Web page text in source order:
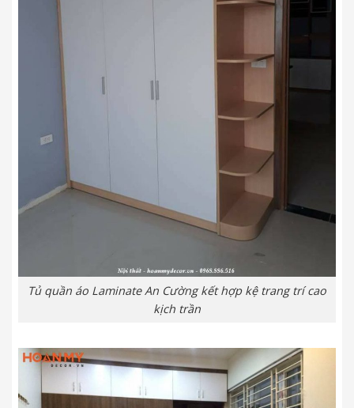
Tủ quần áo Laminate An Cường kết hợp kệ trang trí cao
kịch trần